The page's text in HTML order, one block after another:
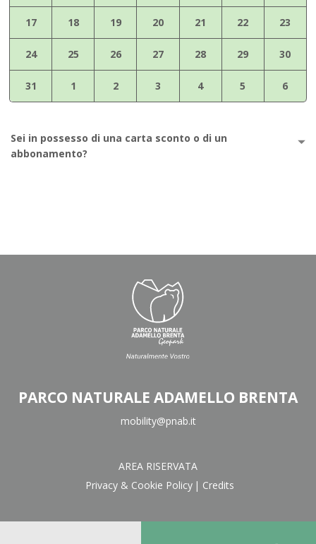
17 18 19 20 21 22 23
24 25 26 27 28 29 30
31 1 2 3 4 5 6
Sei in possesso di una carta sconto o di un
abbonamento?
PARCO NATURALE ADAMELLO BRENTA
mobility@pnab.it
AREA RISERVATA
Privacy & Cookie Policy
Credits